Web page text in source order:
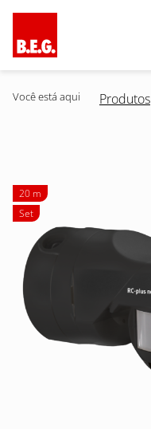
Você está aqui Produtos
20 m
Set